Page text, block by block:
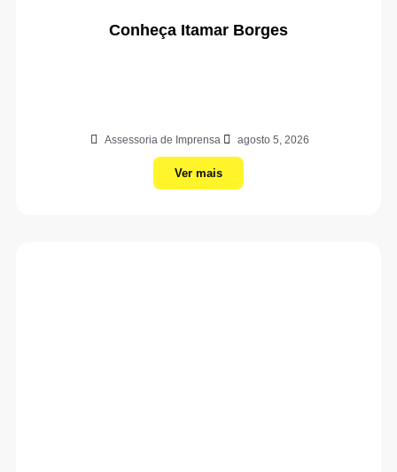
Conheça Itamar Borges
Assessoria de Imprensa agosto 5, 2026
Ver mais